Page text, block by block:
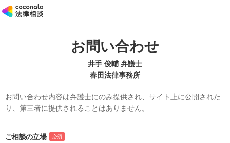
お問い合わせ
井手 俊輔 弁護士
春田法律事務所
お問い合わせ内容は弁護士にのみ提供され、サイト上に公開された
り、第三者に提供されることはありません。
ご相談の立場 必須